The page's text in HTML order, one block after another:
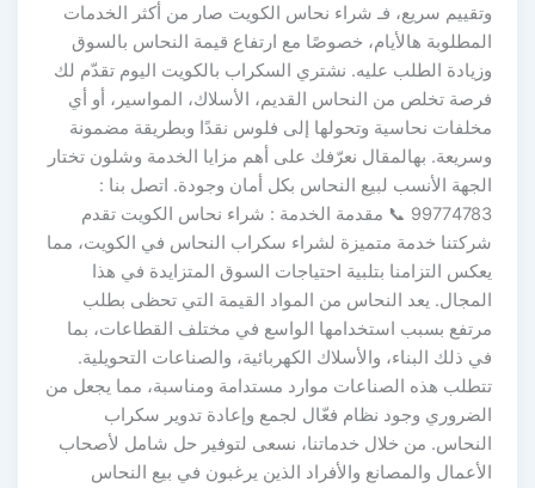
وتقييم سريع، فـ شراء نحاس الكويت صار من أكثر الخدمات
المطلوبة هالأيام، خصوصًا مع ارتفاع قيمة النحاس بالسوق
وزيادة الطلب عليه. نشتري السكراب بالكويت اليوم تقدّم لك
فرصة تخلص من النحاس القديم، الأسلاك، المواسير، أو أي
مخلفات نحاسية وتحولها إلى فلوس نقدًا وبطريقة مضمونة
وسريعة. بهالمقال نعرّفك على أهم مزايا الخدمة وشلون تختار
الجهة الأنسب لبيع النحاس بكل أمان وجودة. اتصل بنا :
99774783 📞 مقدمة الخدمة : شراء نحاس الكويت تقدم
شركتنا خدمة متميزة لشراء سكراب النحاس في الكويت، مما
يعكس التزامنا بتلبية احتياجات السوق المتزايدة في هذا
المجال. يعد النحاس من المواد القيمة التي تحظى بطلب
مرتفع بسبب استخدامها الواسع في مختلف القطاعات، بما
في ذلك البناء، والأسلاك الكهربائية، والصناعات التحويلية.
تتطلب هذه الصناعات موارد مستدامة ومناسبة، مما يجعل من
الضروري وجود نظام فعّال لجمع وإعادة تدوير سكراب
النحاس. من خلال خدماتنا، نسعى لتوفير حل شامل لأصحاب
الأعمال والمصانع والأفراد الذين يرغبون في بيع النحاس